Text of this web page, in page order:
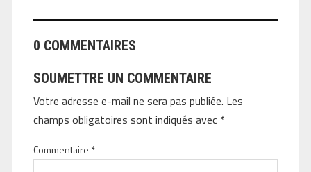
0 COMMENTAIRES
SOUMETTRE UN COMMENTAIRE
Votre adresse e-mail ne sera pas publiée. Les
champs obligatoires sont indiqués avec *
Commentaire *